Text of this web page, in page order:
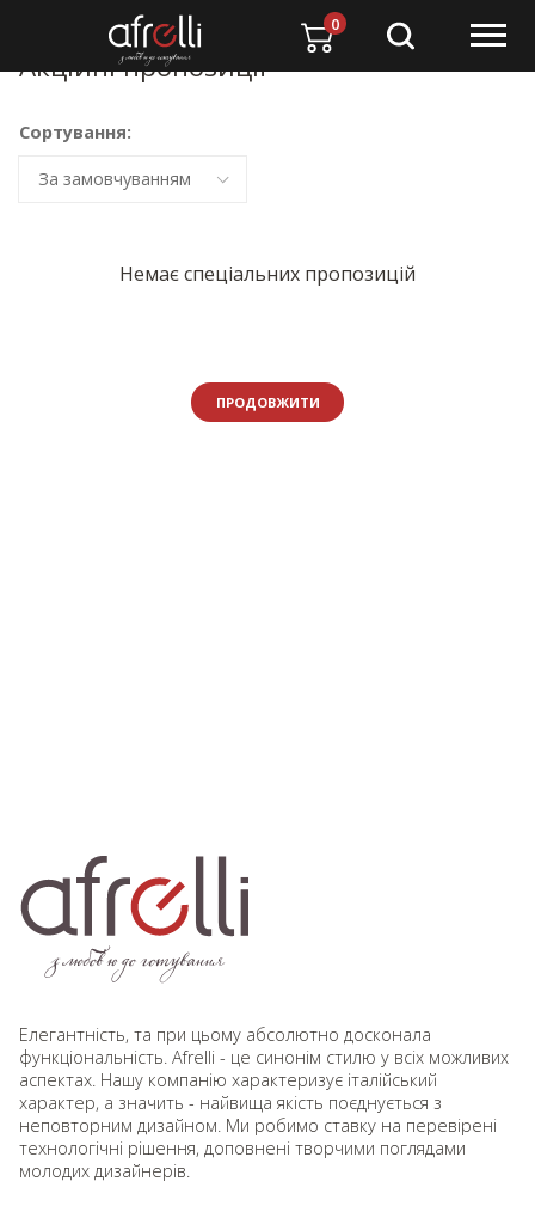
0
Акційні пропозиції
Сортування:
За замовчуванням
Немає спеціальних пропозицій
ПРОДОВЖИТИ
Елегантність, та при цьому абсолютно досконала
функціональність. Afrelli - це синонім стилю у всіх можливих
аспектах. Нашу компанію характеризує італійський
характер, а значить - найвища якість поєднується з
неповторним дизайном. Ми робимо ставку на перевірені
технологічні рішення, доповнені творчими поглядами
молодих дизайнерів.